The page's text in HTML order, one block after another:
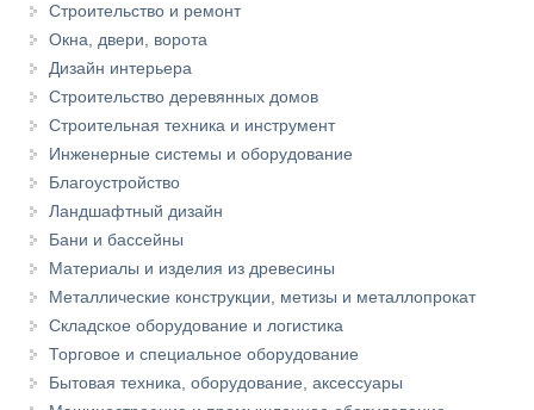
Строительство и ремонт
Окна, двери, ворота
Дизайн интерьера
Строительство деревянных домов
Строительная техника и инструмент
Инженерные системы и оборудование
Благоустройство
Ландшафтный дизайн
Бани и бассейны
Материалы и изделия из древесины
Металлические конструкции, метизы и металлопрокат
Складское оборудование и логистика
Торговое и специальное оборудование
Бытовая техника, оборудование, аксессуары